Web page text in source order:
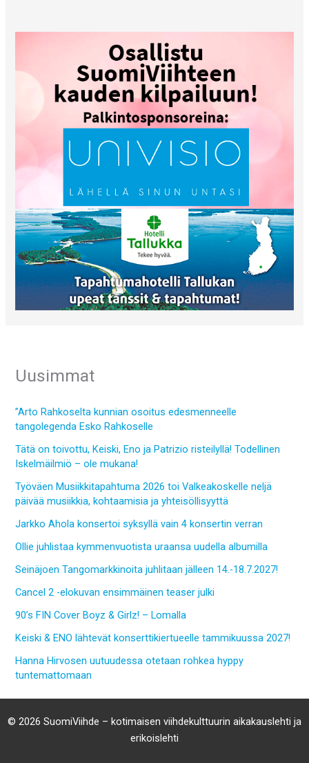
Uusimmat
”Arto Rahkoselta kunnian osoitus edesmenneelle
tangolegenda Esko Rahkoselle
Tätä on toivottu, Keiski, Eno ja Patrizio risteilyllä! Todellinen
Iskelmäilmiö – ole mukana!
Työväen Musiikkitapahtuma 2026 toi Valkeakoskelle neljä
päivää musiikkia, kohtaamisia ja yhteisöllisyyttä
Jarkko Ahola konsertoi syksyllä vain 4 konsertin verran
Ollie juhlistaa kymmenvuotista uraansa uudella albumilla
Seinäjoen Tangomarkkinoita juhlitaan jälleen 14.-18.7.2027!
Cancel 2 -elokuvan ensimmäinen teaser julki
90’s FIN Cover Boyz & Girlz! – Lomalla
Keiski & ENO lähtevät konserttikiertueelle tammikuussa 2027!
Hanna Hirvosen uutuudessa otetaan rohkea hyppy
tuntemattomaan
© 2026 SuomiViihde – kotimaisen viihdekulttuurin aikakauslehti ja
erikoislehti